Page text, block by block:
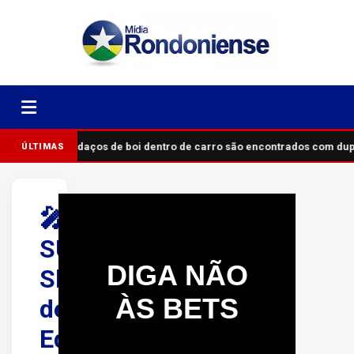
ÚLTIMASPedaços de boi dentro de carro são encontrados com
🎤
SUCESSO!
Show
de
Eduardo
DIGA NÃO
ÀS BETS